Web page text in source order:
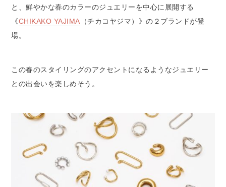
と、鮮やかな春のカラーのジュエリーを中心に展開する
《CHIKAKO YAJIMA （チカコヤジマ）》の２ブランドが登
場。
この春のスタイリングのアクセントになるようなジュエリー
との出会いを楽しめそう。